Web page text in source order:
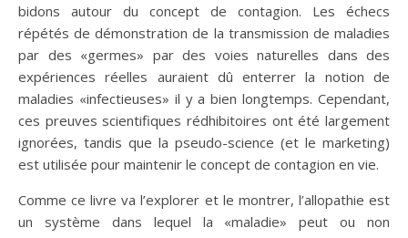
bidons autour du concept de contagion. Les échecs
répétés de démonstration de la transmission de maladies
par des «germes» par des voies naturelles dans des
expériences réelles auraient dû enterrer la notion de
maladies «infectieuses» il y a bien longtemps. Cependant,
ces preuves scientifiques rédhibitoires ont été largement
ignorées, tandis que la pseudo-science (et le marketing)
est utilisée pour maintenir le concept de contagion en vie.
Comme ce livre va l’explorer et le montrer, l’allopathie est
un système dans lequel la «maladie» peut ou non